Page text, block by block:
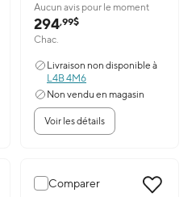
54 "H, Argent (BRH-3S)
Aucun avis pour le moment
294,99$
Chac.
Livraison non disponible à
L4B 4M6
Non vendu en magasin
Voir les détails
Comparer
Baisse de prix